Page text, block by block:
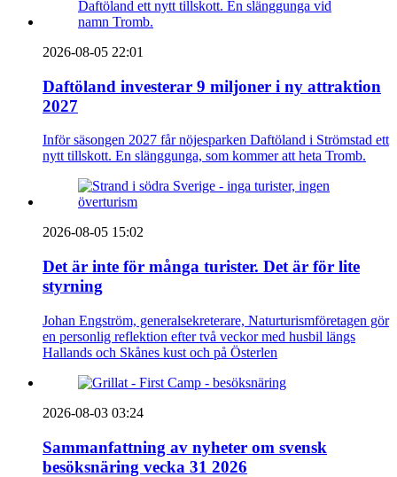
2026-08-05 22:01
Daftöland investerar 9 miljoner i ny attraktion
2027
Inför säsongen 2027 får nöjesparken Daftöland i Strömstad ett
nytt tillskott. En slänggunga, som kommer att heta Tromb.
2026-08-05 15:02
Det är inte för många turister. Det är för lite
styrning
Johan Engström, generalsekreterare, Naturturismföretagen gör
en personlig reflektion efter två veckor med husbil längs
Hallands och Skånes kust och på Österlen
2026-08-03 03:24
Sammanfattning av nyheter om svensk
besöksnäring vecka 31 2026